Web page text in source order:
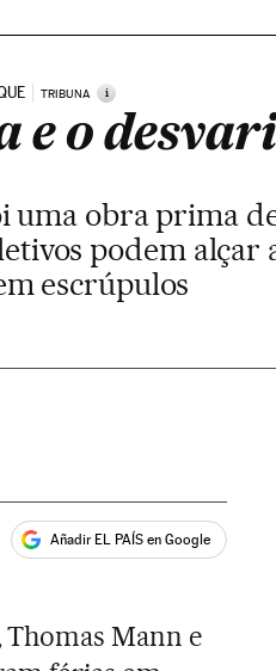
TRIBUNA i
e o
uma obra prima
podem alçar
escrúpulos
Añadir EL PAÍS en Google
Thomas Mann e